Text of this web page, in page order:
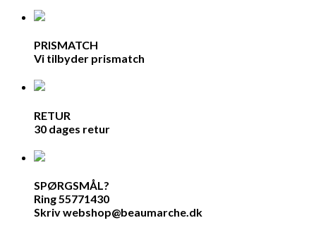
PRISMATCH
Vi tilbyder prismatch
RETUR
30 dages retur
SPØRGSMÅL?
Ring 55771430
Skriv webshop@beaumarche.dk